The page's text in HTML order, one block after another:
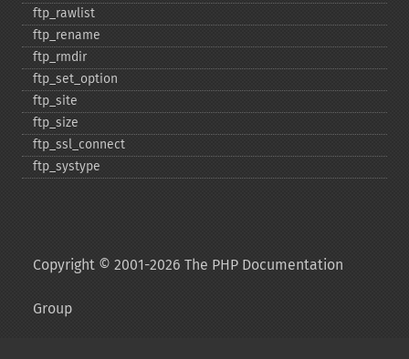
ftp_​rawlist
ftp_​rename
ftp_​rmdir
ftp_​set_​option
ftp_​site
ftp_​size
ftp_​ssl_​connect
ftp_​systype
Copyright © 2001-2026 The PHP Documentation
Group